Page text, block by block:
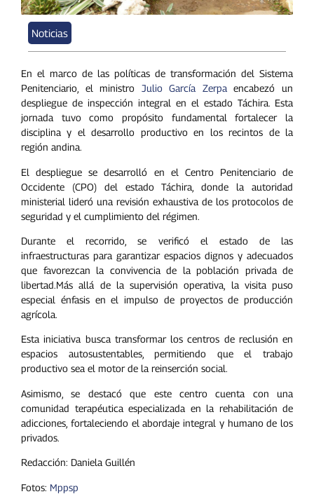
Noticias
En el marco de las políticas de transformación del Sistema
Penitenciario, el ministro Julio García Zerpaencabezó un
despliegue de inspección integral en el estado Táchira. Esta
jornada tuvo como propósito fundamental fortalecer la
disciplina y el desarrollo productivo en los recintos de la
región andina.
El despliegue se desarrolló en el Centro Penitenciario de
Occidente (CPO) del estado Táchira, donde la autoridad
ministerial lideró una revisión exhaustiva de los protocolos de
seguridad y el cumplimiento del régimen.
Durante el recorrido, se verificó el estado de las
infraestructuras para garantizar espacios dignos y adecuados
que favorezcan la convivencia de la población privada de
libertad.Más allá de la supervisión operativa, la visita puso
especial énfasis en el impulso de proyectos de producción
agrícola.
Esta iniciativa busca transformar los centros de reclusión en
espacios autosustentables, permitiendo que el trabajo
productivo sea el motor de la reinserción social.
Asimismo, se destacó que este centro cuenta con una
comunidad terapéutica especializada en la rehabilitación de
adicciones, fortaleciendo el abordaje integral y humano de los
privados.
Redacción: Daniela Guillén
Fotos: Mppsp